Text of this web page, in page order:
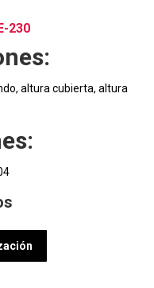
230
altura cubierta, altura